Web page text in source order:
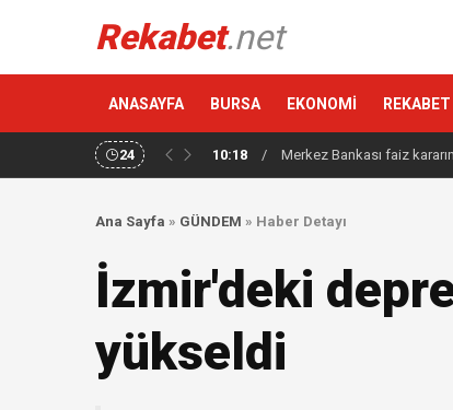
Rekabet.net
ANASAYFA BURSA EKONOMİ REKABET
24 10:18 / Merkez Bankası faiz
Ana Sayfa » GÜNDEM » Haber Detayı
İzmir'deki
yükseldi